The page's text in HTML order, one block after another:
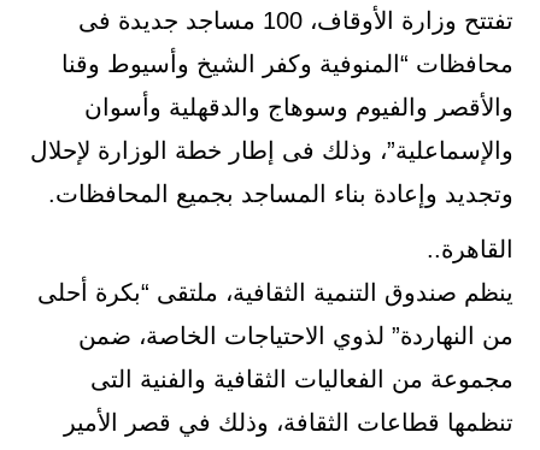
تفتتح وزارة الأوقاف، 100 مساجد جديدة فى
محافظات “المنوفية وكفر الشيخ وأسيوط وقنا
والأقصر والفيوم وسوهاج والدقهلية وأسوان
والإسماعلية”، وذلك فى إطار خطة الوزارة لإحلال
وتجديد وإعادة بناء المساجد بجميع المحافظات.
القاهرة..
ينظم صندوق التنمية الثقافية، ملتقى “بكرة أحلى
من النهاردة” لذوي الاحتياجات الخاصة، ضمن
مجموعة من الفعاليات الثقافية والفنية التى
تنظمها قطاعات الثقافة، وذلك في قصر الأمير